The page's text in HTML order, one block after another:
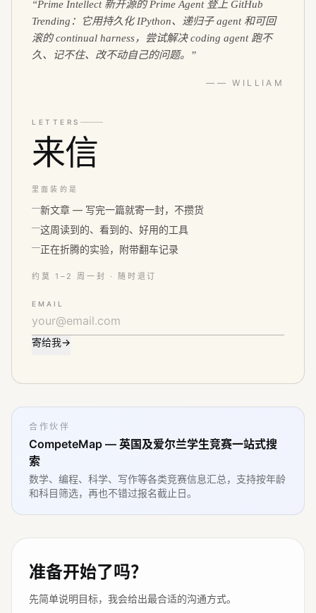
“Prime Intellect 新开源的 Prime Agent 登上 GitHub
Trending：它用持久化 IPython、递归子 agent 和可回
滚的 continual harness，尝试解决 coding agent 跑不
久、记不住、改不动自己的问题。
”
—— WILLIAM
LETTERS
来信
里面装的是
新文章 — 写完一篇就寄一封，不攒货
这周读到的、看到的、好用的工具
正在折腾的实验，附带翻车记录
约莫 1–2 周一封 · 随时退订
EMAIL
寄给我→
合作伙伴
CompeteMap — 英国及爱尔兰学生竞赛一站式搜
索
数学、编程、科学、写作等各类竞赛信息汇总，支持按年龄
和科目筛选，再也不错过报名截止日。
准备开始了吗？
先简单说明目标，我会给出最合适的沟通方式。